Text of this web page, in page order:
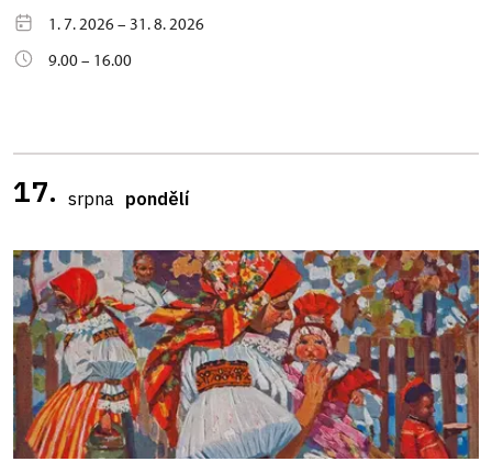
1. 7. 2026 – 31. 8. 2026
9.00 – 16.00
17. srpna pondělí